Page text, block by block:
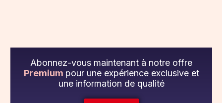
Abonnez-vous maintenant à notre offre
Premium pour une expérience exclusive et
une information de qualité